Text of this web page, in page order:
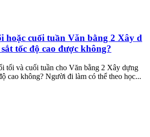
hoặc cuối tuần Văn bằng 2 Xây d
tốc độ cao được không?
tối và cuối tuần cho Văn bằng 2 Xây dựng
cao không? Người đi làm có thể theo học...